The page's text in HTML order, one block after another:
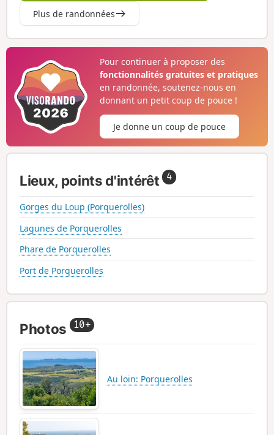
Plus de randonnées
Pour continuer à proposer des
fonctionnalités gratuites et pratiques
en randonnée, soutenez-nous en
donnant un petit coup de pouce !
Je donne un coup de pouce
Lieux, points d'intérêt 4
Gorges du Loup (Porquerolles)
Lagunes de Porquerolles
Phare de Porquerolles
Port de Porquerolles
Photos 10+
Au loin: Porquerolles